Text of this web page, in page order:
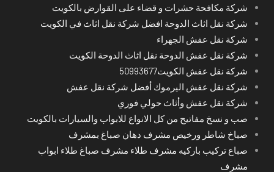
شركة مكافحة حشرات و قضاء على القوارض بالكويت
شركة نقل اثاث الدوحة افضل شركة نقل اثاث في الكويت
شركة نقل عفش الجهراء
شركة نقل عفش الدوحة نقل اثاث الدوحة الكويت
شركة نقل عفش الكويت50993677
شركة نقل عفش اليرموك أفضل شركة نقل عفش
شركة نقل عفش وأثاث حولي فوري
صب و نسخ مفاتيح من كل الانواع للابواب والسيارات بالكويت
صباخ شاطر ورخيص مشرف دهان صباغ بمشرف
صباع تركيب باركيه مشرف طلاء مشرف صباغ طلاء ابواب
مشرف